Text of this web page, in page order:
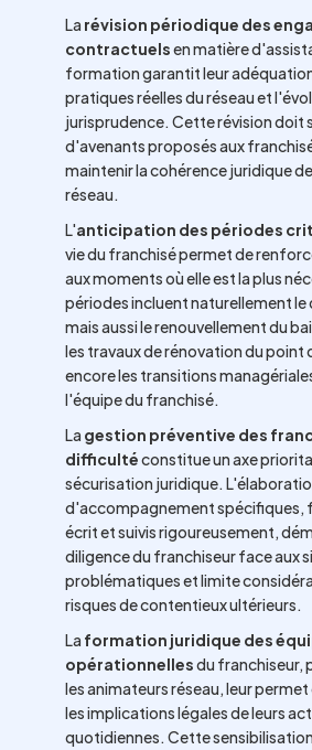
La révision périodique des
contractuelsen matière
formation garantit leur
pratiques réelles du réseau et
jurisprudence. Cette révision doit
d'avenants proposés aux
maintenir la cohérence juridique
réseau.
L'anticipation des périodes
vie du franchisé permet de
aux moments où elle est la plus
périodes incluent naturellement le
mais aussi le renouvellement du
les travaux de rénovation du point
encore les transitions
l'équipe du franchisé.
La gestion préventive des
difficultéconstitue un axe
sécurisation juridique.
d'accompagnement spécifiques,
écrit et suivis rigoureusement,
diligence du franchiseur face aux
problématiques et limite
risques de contentieux ultérieurs.
La formation juridique des
opérationnellesdu franchiseur,
les animateurs réseau, leur
les implications légales de leurs
quotidiennes. Cette